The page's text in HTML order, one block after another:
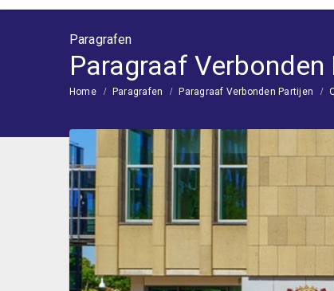
Paragrafen
Paragraaf Verbonden
Home Paragrafen Paragraaf Verbonden Partijen